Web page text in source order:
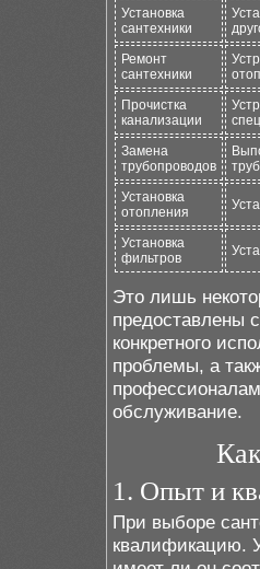
Установка
сантехники
Ремонт
сантехники
Прочистка
канализации
Замена
трубопроводов
Установка
отопления
Установка
фильтров
Это лишь
предоставлены
конкретного
проблемы, а
обслуживание.
1. Опыт и
При выборе
квалификацию.